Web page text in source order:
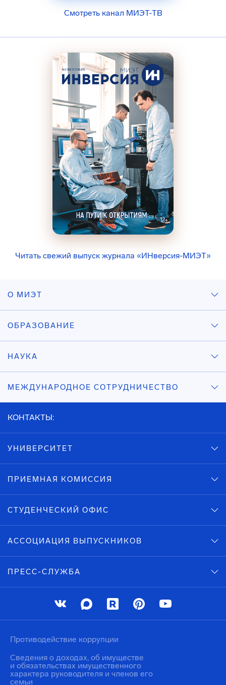
Смотреть канал МИЭТ-ТВ
Читать свежий выпуск журнала «ИНверсия-МИЭТ»
О МИЭТ
ОБРАЗОВАНИЕ
НАУКА
МЕЖДУНАРОДНОЕ СОТРУДНИЧЕСТВО
КОНТАКТЫ:
УНИВЕРСИТЕТ
ПРИЕМНАЯ КОМИССИЯ
СТУДЕНЧЕСКИЙ ОФИС
АССОЦИАЦИЯ ВЫПУСКНИКОВ
ПРЕСС-СЛУЖБА
Противодействие коррупции
Сведения о доходах, об имуществе
и обязательствах имущественного
характера руководителя и членов его
семьи